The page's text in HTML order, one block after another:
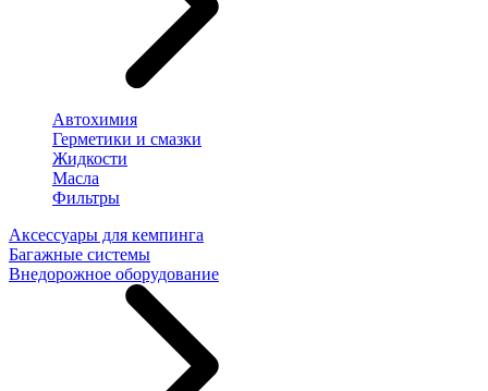
Автохимия
Герметики и смазки
Жидкости
Масла
Фильтры
Аксессуары для кемпинга
Багажные системы
Внедорожное оборудование